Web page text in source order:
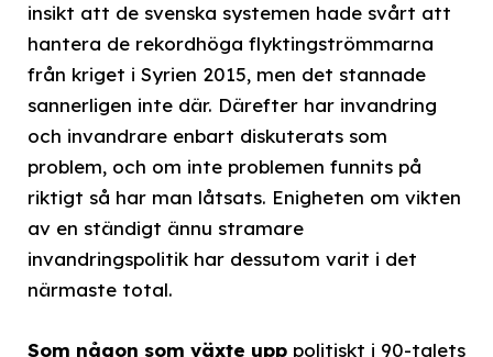
insikt att de svenska systemen hade svårt att
hantera de rekordhöga flyktingströmmarna
från kriget i Syrien 2015, men det stannade
sannerligen inte där. Därefter har invandring
och invandrare enbart diskuterats som
problem, och om inte problemen funnits på
riktigt så har man låtsats. Enigheten om vikten
av en ständigt ännu stramare
invandringspolitik har dessutom varit i det
närmaste total.
Som någon som växte upp politiskt i 90-talets